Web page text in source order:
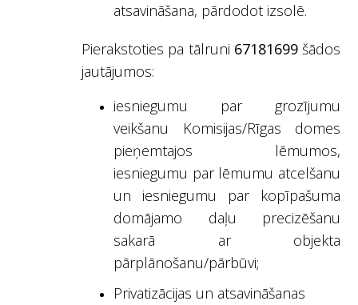
atsavināšana, pārdodot izsolē.
Pierakstoties pa tālruni 67181699 šādos
jautājumos:
iesniegumu par grozījumu
veikšanu Komisijas/Rīgas domes
pieņemtajos lēmumos,
iesniegumu par lēmumu atcelšanu
un iesniegumu par kopīpašuma
domājamo daļu precizēšanu
sakarā ar objekta
pārplānošanu/pārbūvi;
Privatizācijas un atsavināšanas